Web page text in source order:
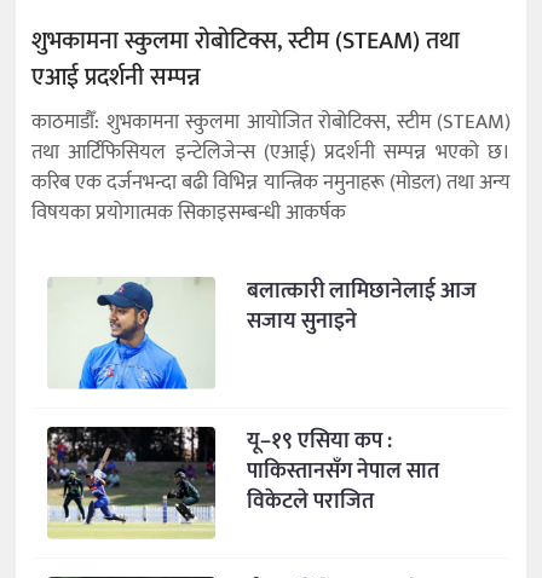
शुभकामना स्कुलमा रोबोटिक्स, स्टीम (STEAM) तथा
एआई प्रदर्शनी सम्पन्न
काठमाडौँ: शुभकामना स्कुलमा आयोजित रोबोटिक्स, स्टीम (STEAM)
तथा आर्टिफिसियल इन्टेलिजेन्स (एआई) प्रदर्शनी सम्पन्न भएको छ।
करिब एक दर्जनभन्दा बढी विभिन्न यान्त्रिक नमुनाहरू (मोडल) तथा अन्य
विषयका प्रयोगात्मक सिकाइसम्बन्धी आकर्षक
बलात्कारी लामिछानेलाई आज
सजाय सुनाइने
यू–१९ एसिया कप :
पाकिस्तानसँग नेपाल सात
विकेटले पराजित